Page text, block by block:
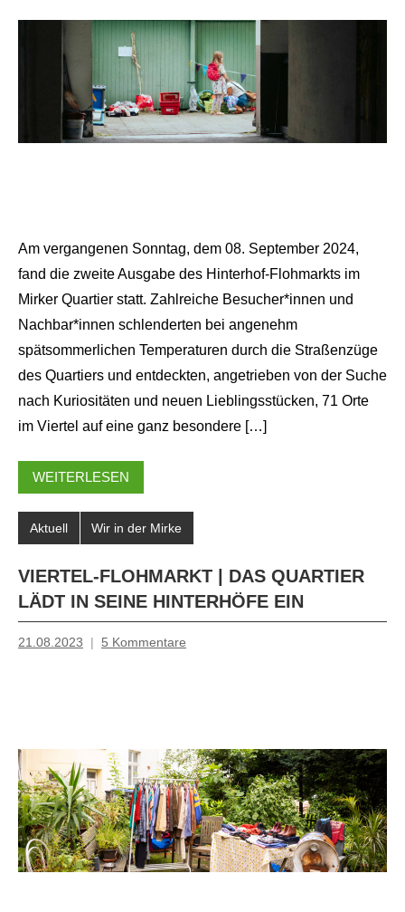
Am vergangenen Sonntag, dem 08. September 2024,
fand die zweite Ausgabe des Hinterhof-Flohmarkts im
Mirker Quartier statt. Zahlreiche Besucher*innen und
Nachbar*innen schlenderten bei angenehm
spätsommerlichen Temperaturen durch die Straßenzüge
des Quartiers und entdeckten, angetrieben von der Suche
nach Kuriositäten und neuen Lieblingsstücken, 71 Orte
im Viertel auf eine ganz besondere […]
WEITERLESEN
Aktuell Wir in der Mirke
VIERTEL-FLOHMARKT | DAS QUARTIER
LÄDT IN SEINE HINTERHÖFE EIN
21.08.2023
Mosche
5 Kommentare